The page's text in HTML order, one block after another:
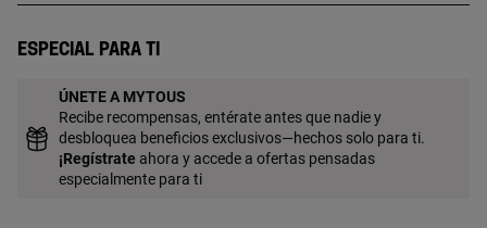
Especial para ti
ÚNETE A MYTOUS
Recibe recompensas, entérate antes que nadie y
desbloquea beneficios exclusivos—hechos solo para ti.
¡Regístrate ahora y accede a ofertas pensadas
especialmente para ti